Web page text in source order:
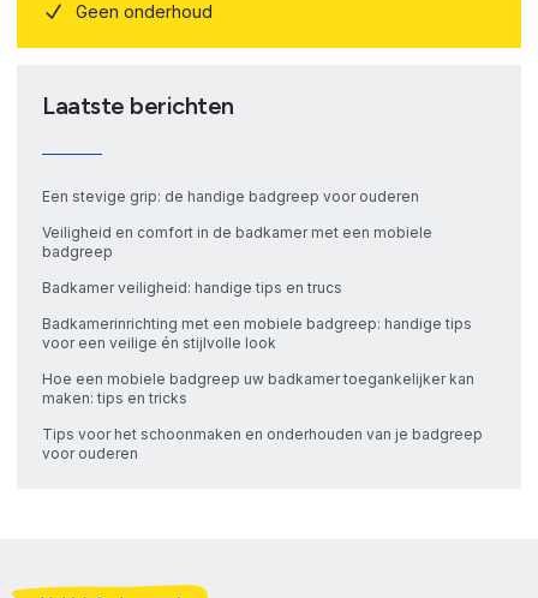
Geen onderhoud
Laatste berichten
Een stevige grip: de handige badgreep voor ouderen
Veiligheid en comfort in de badkamer met een mobiele
badgreep
Badkamer veiligheid: handige tips en trucs
Badkamerinrichting met een mobiele badgreep: handige tips
voor een veilige én stijlvolle look
Hoe een mobiele badgreep uw badkamer toegankelijker kan
maken: tips en tricks
Tips voor het schoonmaken en onderhouden van je badgreep
voor ouderen